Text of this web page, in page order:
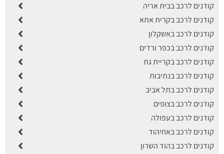
קודנים לרכב בבית אריה
קודנים לרכב בקרית אתא
קודנים לרכב באשקלון
קודנים לרכב בכפר ורדים
קודנים לרכב בקריית גת
קודנים לרכב בנתיבות
קודנים לרכב בתל אביב
קודנים לרכב בצופים
קודנים לרכב בעפולה
קודנים לרכב באחיהוד
קודנים לרכב בהוד השרון